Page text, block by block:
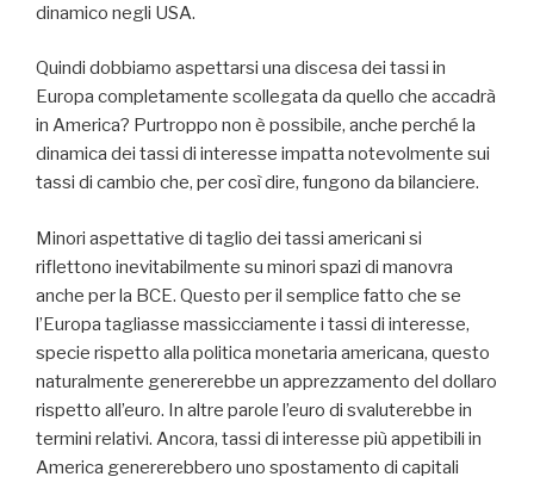
dinamico negli USA.
Quindi dobbiamo aspettarsi una discesa dei tassi in
Europa completamente scollegata da quello che accadrà
in America? Purtroppo non è possibile, anche perché la
dinamica dei tassi di interesse impatta notevolmente sui
tassi di cambio che, per così dire, fungono da bilanciere.
Minori aspettative di taglio dei tassi americani si
riflettono inevitabilmente su minori spazi di manovra
anche per la BCE. Questo per il semplice fatto che se
l’Europa tagliasse massicciamente i tassi di interesse,
specie rispetto alla politica monetaria americana, questo
naturalmente genererebbe un apprezzamento del dollaro
rispetto all’euro. In altre parole l’euro di svaluterebbe in
termini relativi. Ancora, tassi di interesse più appetibili in
America genererebbero uno spostamento di capitali